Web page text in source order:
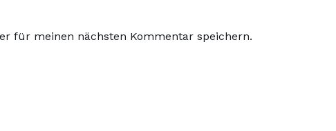
für meinen nächsten Kommentar speichern.